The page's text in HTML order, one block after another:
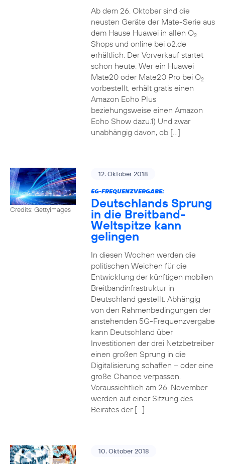
Ab dem 26. Oktober sind die
neusten Geräte der Mate-Serie aus
dem Hause Huawei in allen O2
Shops und online bei o2.de
erhältlich. Der Vorverkauf startet
schon heute. Wer ein Huawei
Mate20 oder Mate20 Pro bei O2
vorbestellt, erhält gratis einen
Amazon Echo Plus
beziehungsweise einen Amazon
Echo Show dazu.1) Und zwar
unabhängig davon, ob […]
Credits: Gettyimages
12. Oktober 2018
5G-FREQUENZVERGABE:
Deutschlands Sprung
in die Breitband-
Weltspitze kann
gelingen
In diesen Wochen werden die
politischen Weichen für die
Entwicklung der künftigen mobilen
Breitbandinfrastruktur in
Deutschland gestellt. Abhängig
von den Rahmenbedingungen der
anstehenden 5G-Frequenzvergabe
kann Deutschland über
Investitionen der drei Netzbetreiber
einen großen Sprung in die
Digitalisierung schaffen – oder eine
große Chance verpassen.
Voraussichtlich am 26. November
werden auf einer Sitzung des
Beirates der […]
10. Oktober 2018